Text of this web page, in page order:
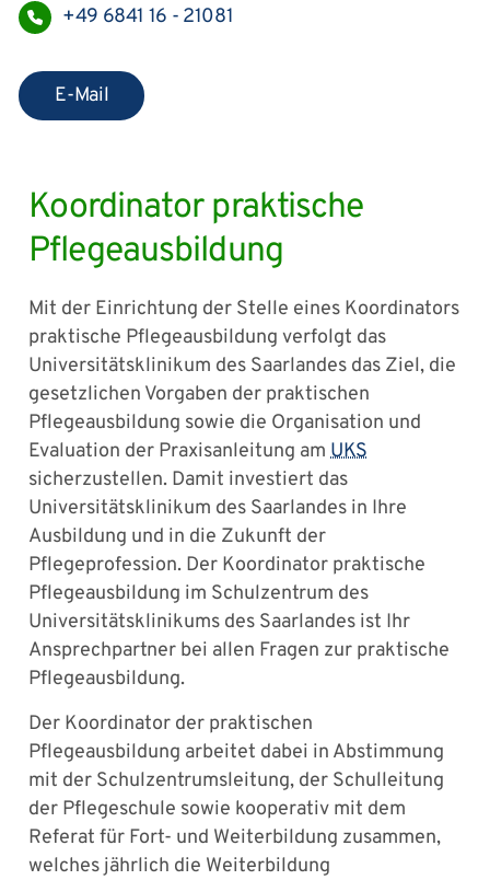
+49 6841 16 - 21081
E-Mail
Koordinator praktische
Pflegeausbildung
Mit der Einrichtung der Stelle eines Koordinators
praktische Pflegeausbildung verfolgt das
Universitätsklinikum des Saarlandes das Ziel, die
gesetzlichen Vorgaben der praktischen
Pflegeausbildung sowie die Organisation und
Evaluation der Praxisanleitung am UKS
sicherzustellen. Damit investiert das
Universitätsklinikum des Saarlandes in Ihre
Ausbildung und in die Zukunft der
Pflegeprofession. Der Koordinator praktische
Pflegeausbildung im Schulzentrum des
Universitätsklinikums des Saarlandes ist Ihr
Ansprechpartner bei allen Fragen zur praktische
Pflegeausbildung.
Der Koordinator der praktischen
Pflegeausbildung arbeitet dabei in Abstimmung
mit der Schulzentrumsleitung, der Schulleitung
der Pflegeschule sowie kooperativ mit dem
Referat für Fort- und Weiterbildung zusammen,
welches jährlich die Weiterbildung